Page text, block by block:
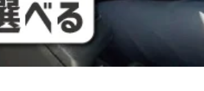
マなし◎ タクシードライ